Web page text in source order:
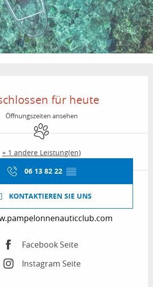
für heute
Öffnungszeiten ansehen
Tiere erlaubt
+ 1 andere Leistung(en)
06 13 82 22 ▒▒
KONTAKTIEREN SIE UNS
Facebook Seite
Instagram Seite